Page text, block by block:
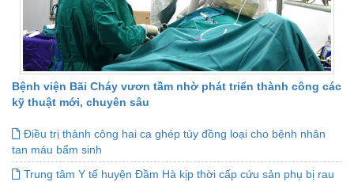
Bệnh viện Bãi Cháy vươn tầm nhờ phát triển thành công các
kỹ thuật mới, chuyên sâu
Điều trị thành công hai ca ghép tủy đồng loại cho bệnh nhân
tan máu bẩm sinh
Trung tâm Y tế huyện Đầm Hà kịp thời cấp cứu sản phụ bị rau